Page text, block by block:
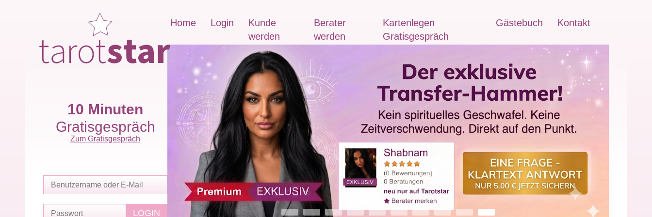
Home Login
Kunde
werden
Berater
werden
Kartenlegen
Gratisgespräch
Gästebuch Kontakt
10 Minuten
Gratisgespräch
Zum Gratisgespräch